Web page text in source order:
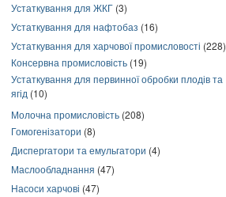
Устаткування для ЖКГ (3)
Устаткування для нафтобаз (16)
Устаткування для харчової промисловості (228)
Консервна промисловість (19)
Устаткування для первинної обробки плодів та
ягід (10)
Молочна промисловість (208)
Гомогенізатори (8)
Диспергатори та емульгатори (4)
Маслообладнання (47)
Насоси харчові (47)